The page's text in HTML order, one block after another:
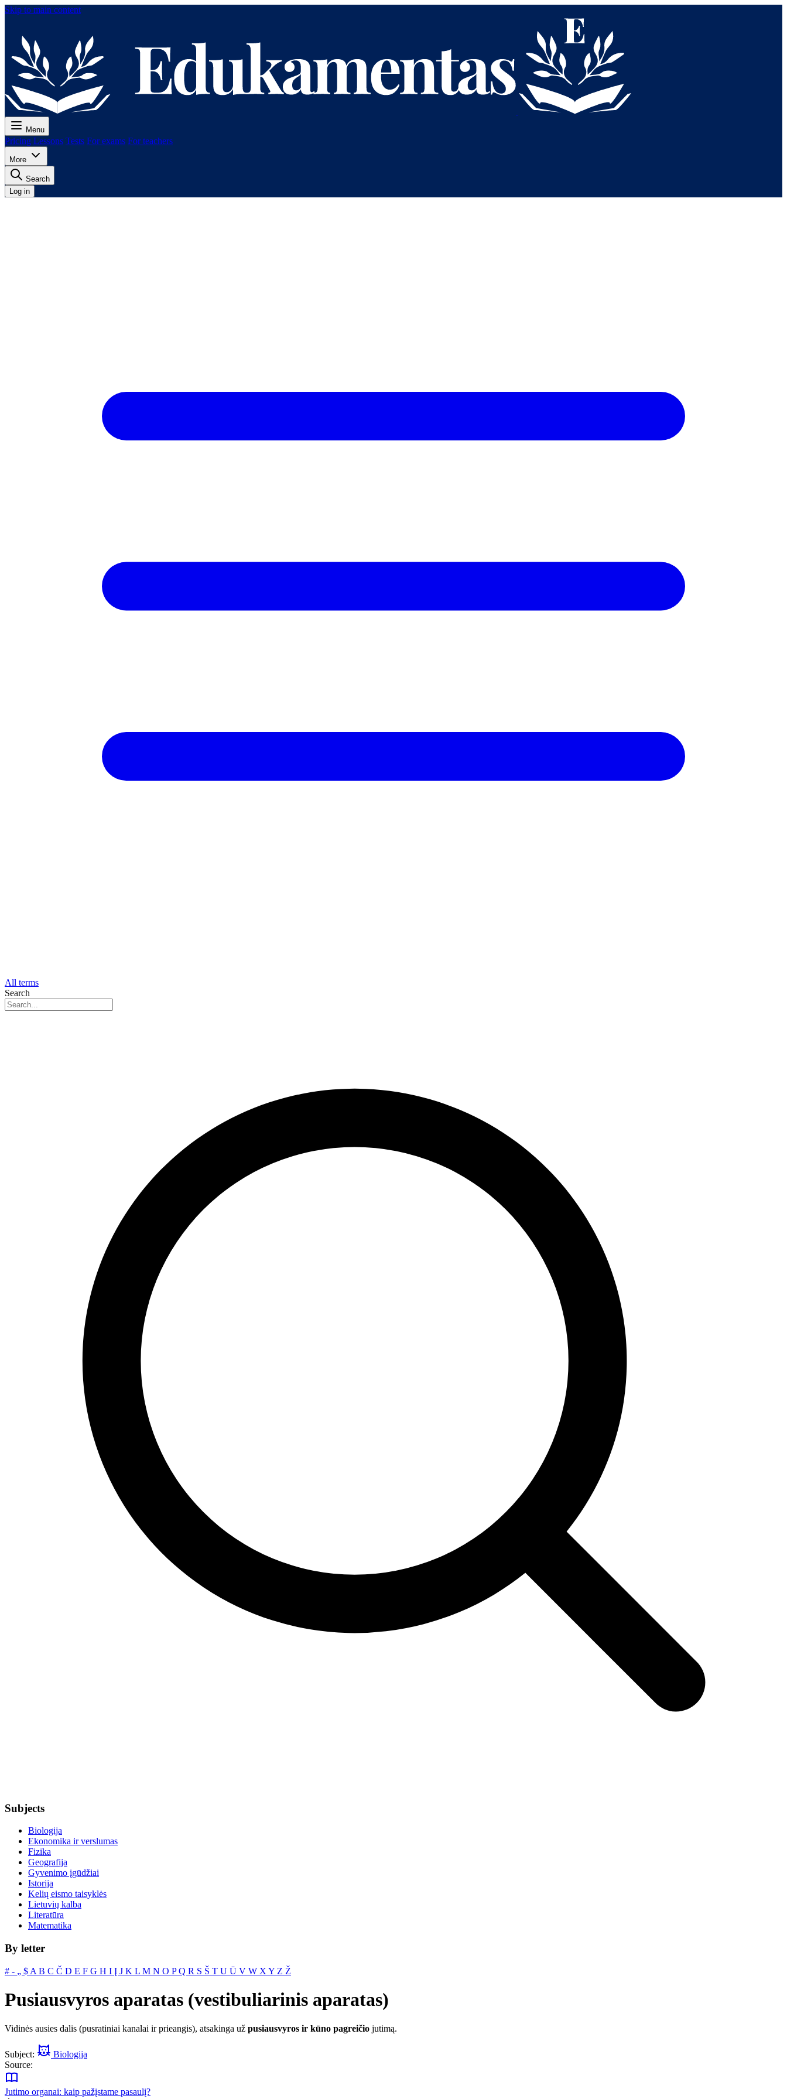
Skip to main content
Menu
Pricing Lessons Tests For exams For teachers
More
Search
Log in
All terms
Search
Subjects
Biologija
Ekonomika ir verslumas
Fizika
Geografija
Gyvenimo įgūdžiai
Istorija
Kelių eismo taisyklės
Lietuvių kalba
Literatūra
Matematika
By letter
# ‐ „ $ A B C Č D E F G H I Į J K L M N O PQ R S Š T U Ū V W X Y Z Ž
Pusiausvyros aparatas (vestibuliarinis aparatas)
Vidinės ausies dalis (pusratiniai kanalai ir prieangis), atsakinga už pusiausvyros ir kūno pagreičio jutimą.
Subject:
Biologija
Source:
Jutimo organai: kaip pažįstame pasaulį?